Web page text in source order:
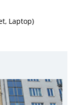
Laptop)